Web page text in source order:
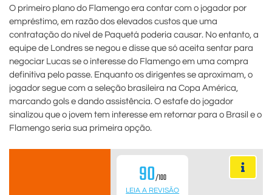
O primeiro plano do Flamengo era contar com o jogador por
empréstimo, em razão dos elevados custos que uma
contratação do nível de Paquetá poderia causar. No entanto, a
equipe de Londres se negou e disse que só aceita sentar para
negociar Lucas se o interesse do Flamengo em uma compra
definitiva pelo passe. Enquanto os dirigentes se aproximam, o
jogador segue com a seleção brasileira na Copa América,
marcando gols e dando assistência. O estafe do jogador
sinalizou que o jovem tem interesse em retornar para o Brasil e o
Flamengo seria sua primeira opção.
90/100
LEIA A REVISÃO